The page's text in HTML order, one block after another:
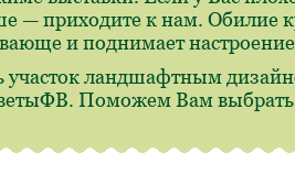
— приходите к нам. Обилие
и поднимает
ландшафтным
Поможем Вам